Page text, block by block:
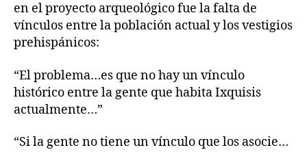
en el proyecto arqueológico fue la falta de
vínculos entre la población actual y los vestigios
prehispánicos:
“El problema…es que no hay un vínculo
histórico entre la gente que habita Ixquisis
actualmente…”
“Si la gente no tiene un vínculo que los asocie…